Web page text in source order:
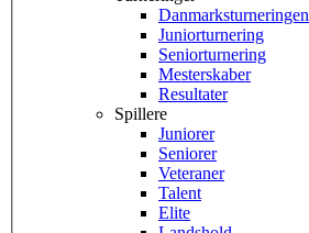
Danmarksturneringen
Juniorturnering
Seniorturnering
Mesterskaber
Resultater
Spillere
Juniorer
Seniorer
Veteraner
Talent
Elite